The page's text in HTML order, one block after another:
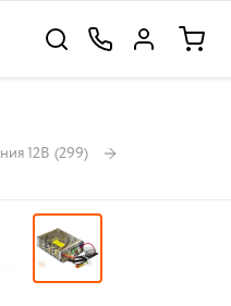
12В (299)